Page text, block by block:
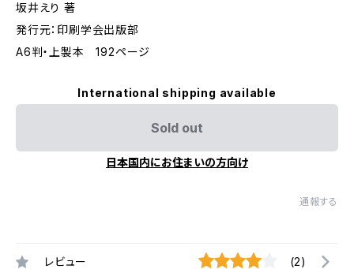
坂井えり 著
発行元：印刷学会出版部
A6判・上製本 192ページ
International shipping available
Sold out
日本国内にお住まいの方向け
通報する
レビュー (2)